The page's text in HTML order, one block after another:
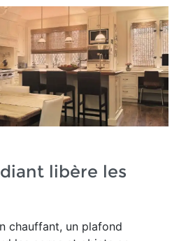
libère les
chauffant, un plafond